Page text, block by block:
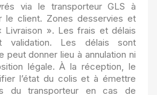
via le transporteur GLS à
le client. Zones desservies et
Livraison ». Les frais et délais
validation. Les délais sont
peut donner lieu à annulation ni
légale. À la réception, le
l’état du colis et à émettre
du transporteur en cas de